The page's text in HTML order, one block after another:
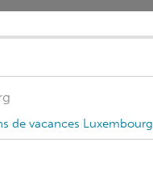
de vacances Luxembourg